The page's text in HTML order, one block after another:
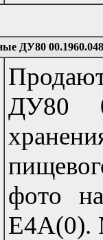
ДУ80
ДУ80
фото
Е4А(0).